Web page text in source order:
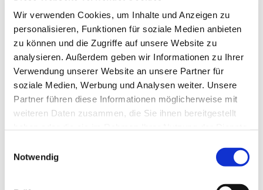
Wir verwenden Cookies, um Inhalte und Anzeigen zu
personalisieren, Funktionen für soziale Medien anbieten
zu können und die Zugriffe auf unsere Website zu
analysieren. Außerdem geben wir Informationen zu Ihrer
Verwendung unserer Website an unsere Partner für
soziale Medien, Werbung und Analysen weiter. Unsere
Partner führen diese Informationen möglicherweise mit
weiteren Daten zusammen, die Sie ihnen bereitgestellt
Notwendig
QUADRO